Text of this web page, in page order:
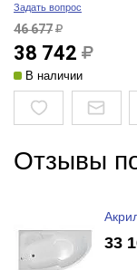
Задать вопрос
46 677
38 742
В наличии
Отзывы
33